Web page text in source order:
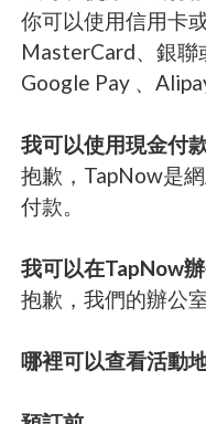
你可以使用信用卡
MasterCard、銀聯
Google Pay 、
我可以使用現金付
抱歉，TapNow是
付款。
我可以在TapNow
抱歉，我們的辦公
哪裡可以查看活動